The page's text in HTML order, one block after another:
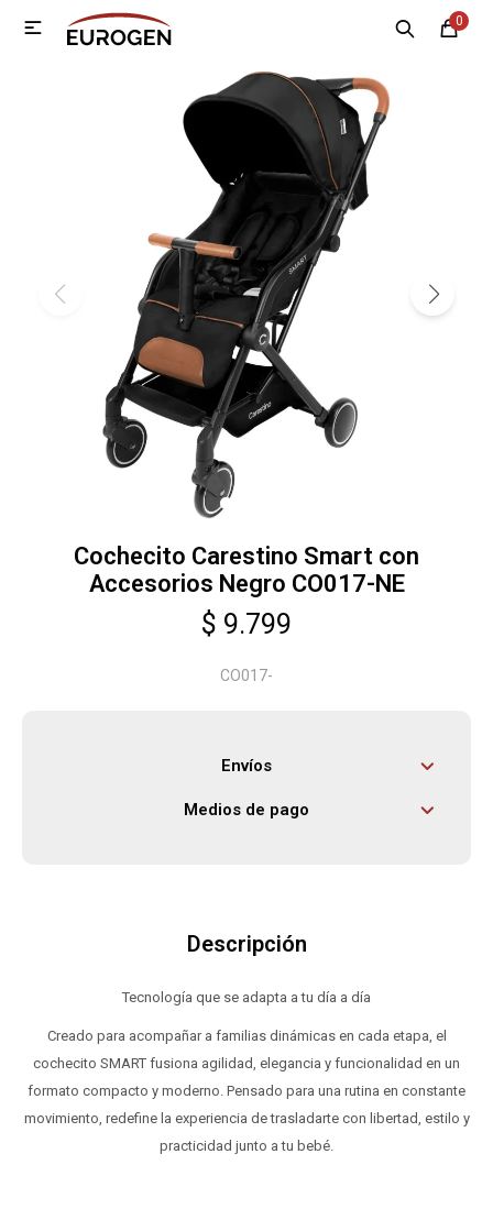
0

Cochecito Carestino Smart con
Accesorios Negro CO017-NE
$ 9.799
CO017-
Envíos
Medios de pago
Descripción
Tecnología que se adapta a tu día a día
Creado para acompañar a familias dinámicas en cada etapa, el
cochecito SMART fusiona agilidad, elegancia y funcionalidad en un
formato compacto y moderno. Pensado para una rutina en constante
movimiento, redefine la experiencia de trasladarte con libertad, estilo y
practicidad junto a tu bebé.
MI CUENTA
Contacto Sucursales
Climatización
Herramientas